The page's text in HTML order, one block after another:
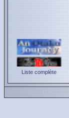
Liste complète